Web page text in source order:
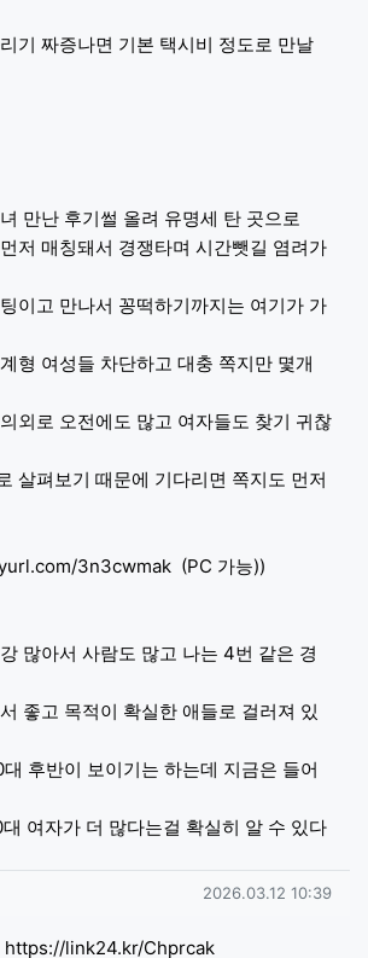
기 짜증나면 기본 택시비 정도로 만날
만난 후기썰 올려 유명세 탄 곳으로
저 매칭돼서 경쟁타며 시간뺏길 염려가
이고 만나서 꽁떡하기까지는 여기가 가
형 여성들 차단하고 대충 쪽지만 몇개
외로 오전에도 많고 여자들도 찾기 귀찮
살펴보기 때문에 기다리면 쪽지도 먼저
3n3cwmak (PC 가능))
많아서 사람도 많고 나는 4번 같은 경
좋고 목적이 확실한 애들로 걸러져 있
후반이 보이기는 하는데 지금은 들어
여자가 더 많다는걸 확실히 알 수 있다
댓글 작성일
2026.03.12 10:39
https://link24.kr/Chprcak